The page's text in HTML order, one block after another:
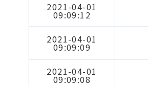
2021-04-01
09:09:12
2021-04-01
09:09:09
2021-04-01
09:09:08